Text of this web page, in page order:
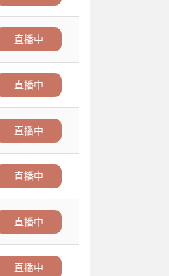
直播中
直播中
直播中
直播中
直播中
直播中